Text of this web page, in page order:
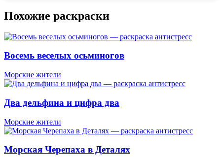
Похожие раскраски
Восемь веселых осьминогов
Морские жители
Два дельфина и цифра два
Морские жители
Морская Черепаха в Деталях